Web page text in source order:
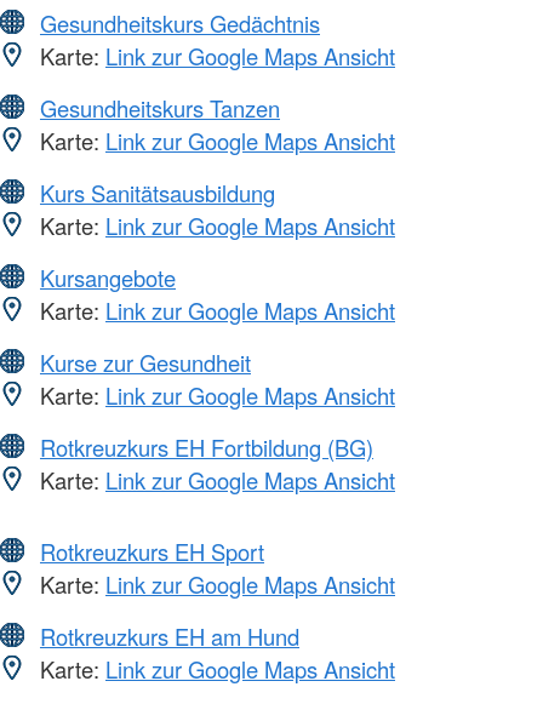
Gesundheitskurs Gedächtnis
Karte: Link zur Google Maps Ansicht
Gesundheitskurs Tanzen
Karte: Link zur Google Maps Ansicht
Kurs Sanitätsausbildung
Karte: Link zur Google Maps Ansicht
Kursangebote
Karte: Link zur Google Maps Ansicht
Kurse zur Gesundheit
Karte: Link zur Google Maps Ansicht
Rotkreuzkurs EH Fortbildung (BG)
Karte: Link zur Google Maps Ansicht
Rotkreuzkurs EH Sport
Karte: Link zur Google Maps Ansicht
Rotkreuzkurs EH am Hund
Karte: Link zur Google Maps Ansicht